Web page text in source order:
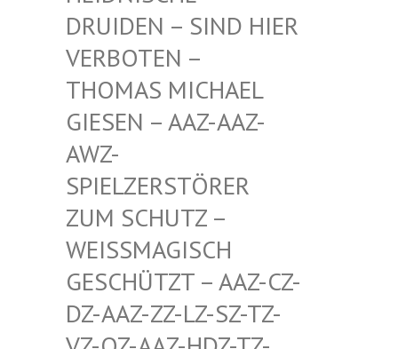
RUIDEN – SIND HIER V
ERBOTEN – T
HOMAS MICHAEL G
IESEN – AAZ-AAZ-A
WZ-S
PIELZERSTÖRER Z
UM SCHUTZ – W
EISSMAGISCH GE
SCHÜTZT – AAZ-CZ-DZ
-AAZ-ZZ-LZ-SZ-TZ-VZ